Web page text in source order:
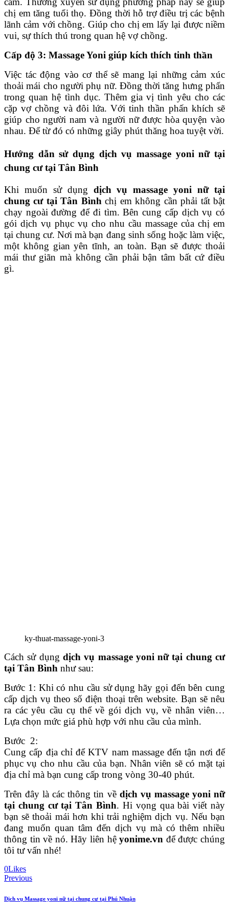
chị em tăng tuổi thọ. Đồng thời hỗ trợ điều trị các bệnh
lãnh cảm với chồng. Giúp cho chị em lấy lại được niềm
vui, sự thích thú trong quan hệ vợ chồng.
Cấp độ 3: Massage Yoni giúp kích thích tinh thần
Việc tác động vào cơ thể sẽ mang lại những cảm xúc
thoải mái cho người phụ nữ. Đồng thời tăng hưng phấn
trong quan hệ tình dục. Thêm gia vị tình yêu cho các
cặp vợ chồng và đôi lứa. Với tinh thần phấn khích sẽ
giúp cho người nam và người nữ được hòa quyện vào
nhau. Để từ đó có những giây phút thăng hoa tuyệt vời.
Hướng dẫn sử dụng dịch vụ massage yoni nữ tại
chung cư tại Tân Bình
Khi muốn sử dụng dịch vụ massage yoni nữ tại
chung cư tại Tân Bìnhchị em không cần phải tất bật
chạy ngoài đường để đi tìm. Bên cung cấp dịch vụ có
gói dịch vụ phục vụ cho nhu cầu massage của chị em
tại chung cư. Nơi mà bạn đang sinh sống hoặc làm việc,
một không gian yên tĩnh, an toàn. Bạn sẽ được thoải
mái thư giãn mà không cần phải bận tâm bất cứ điều
gì.
ky-thuat-massage-yoni-3
Cách sử dụng dịch vụ massage yoni nữ tại chung cư
tại Tân Bình như sau:
Bước 1: Khi có nhu cầu sử dụng hãy gọi đến bên cung
cấp dịch vụ theo số điện thoại trên website. Bạn sẽ nêu
ra các yêu cầu cụ thể về gói dịch vụ, về nhân viên…
Lựa chọn mức giá phù hợp với nhu cầu của mình.
Bước 2:
Cung cấp địa chỉ để KTV nam massage đến tận nơi để
phục vụ cho nhu cầu của bạn. Nhân viên sẽ có mặt tại
địa chỉ mà bạn cung cấp trong vòng 30-40 phút.
Trên đây là các thông tin về dịch vụ massage yoni nữ
tại chung cư tại Tân Bình. Hi vọng qua bài viết này
bạn sẽ thoải mái hơn khi trải nghiệm dịch vụ. Nếu bạn
đang muốn quan tâm đến dịch vụ mà có thêm nhiều
thông tin về nó. Hãy liên hệyonime.vn để được chúng
tôi tư vấn nhé!
0Likes
Post
navigation
Previous
Dịch vụ Massage yoni nữ tại chung cư tại Phú Nhuận